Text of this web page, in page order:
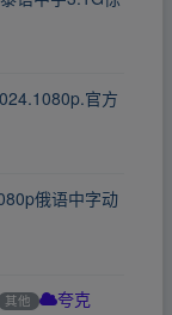
官方
俄语中字动
其他 夸克